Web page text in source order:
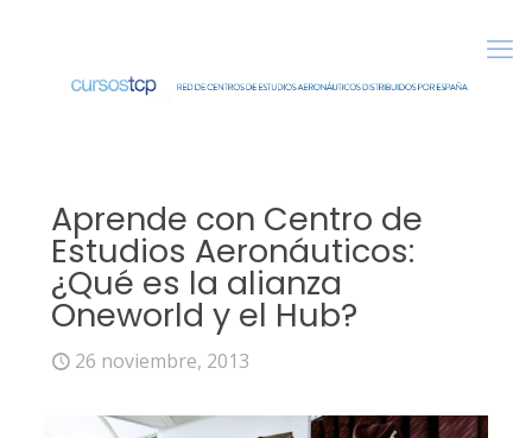
Aprende con Centro de
Estudios Aeronáuticos:
¿Qué es la alianza
Oneworld y el Hub?
26 noviembre, 2013